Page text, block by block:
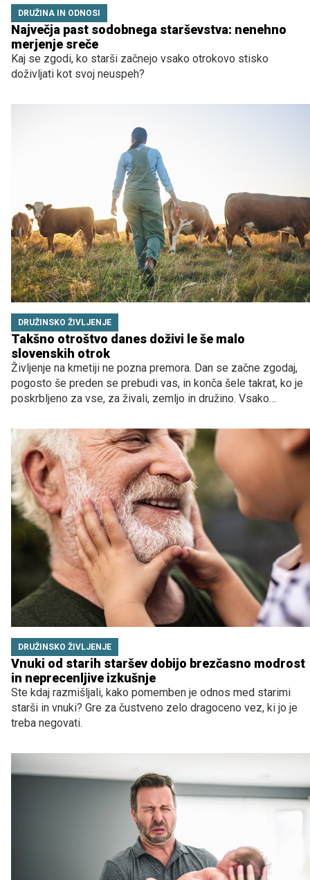
DRUŽINA IN ODNOSI
Največja past sodobnega starševstva: nenehno
merjenje sreče
Kaj se zgodi, ko starši začnejo vsako otrokovo stisko
doživljati kot svoj neuspeh?
DRUŽINSKO ŽIVLJENJE
Takšno otroštvo danes doživi le še malo
slovenskih otrok
Življenje na kmetiji ne pozna premora. Dan se začne zgodaj,
pogosto še preden se prebudi vas, in konča šele takrat, ko je
poskrbljeno za vse, za živali, zemljo in družino. Vsako
poskrbeti za vrt in hkrati ostati prisoten za otroke, ki ne
odraščajo ob robu dela, temveč v njegovem središču.
DRUŽINSKO ŽIVLJENJE
Vnuki od starih staršev dobijo brezčasno modrost
in neprecenljive izkušnje
Ste kdaj razmišljali, kako pomemben je odnos med starimi
starši in vnuki? Gre za čustveno zelo dragoceno vez, ki jo je
treba negovati.